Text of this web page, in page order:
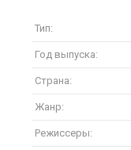
Тип:
Год выпуска:
Страна:
Жанр:
Режиссеры: